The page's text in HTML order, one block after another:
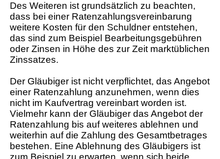
Des Weiteren ist grundsätzlich zu beachten,
dass bei einer Ratenzahlungsvereinbarung
weitere Kosten für den Schuldner entstehen,
das sind zum Beispiel Bearbeitungsgebühren
oder Zinsen in Höhe des zur Zeit marktüblichen
Zinssatzes.
Der Gläubiger ist nicht verpflichtet, das Angebot
einer Ratenzahlung anzunehmen, wenn dies
nicht im Kaufvertrag vereinbart worden ist.
Vielmehr kann der Gläubiger das Angebot der
Ratenzahlung bis auf weiteres ablehnen und
weiterhin auf die Zahlung des Gesamtbetrages
bestehen. Eine Ablehnung des Gläubigers ist